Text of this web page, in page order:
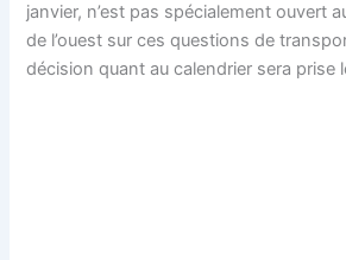
janvier, n’est pas spécialement ouvert
de l’ouest sur ces questions de
décision quant au calendrier sera prise